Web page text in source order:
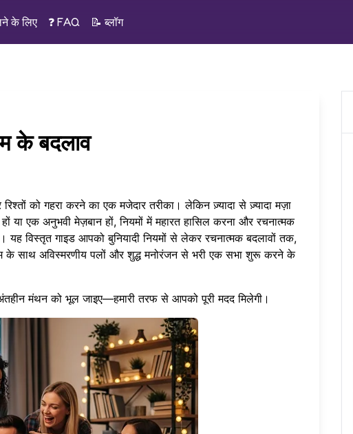
के लिए ❓ FAQ 📝ब्लॉग
के बदलाव
को गहरा करने का एक मजेदार तरीका। लेकिन ज़्यादा से ज़्यादा मज़ा
या एक अनुभवी मेज़बान हों, नियमों में महारत हासिल करना और रचनात्मक
विस्तृत गाइड आपको बुनियादी नियमों से लेकर रचनात्मक बदलावों तक,
के साथ अविस्मरणीय पलों और शुद्ध मनोरंजन से भरी एक सभा शुरू करने के
मंथन को भूल जाइए—हमारी तरफ से आपको पूरी मदद मिलेगी।